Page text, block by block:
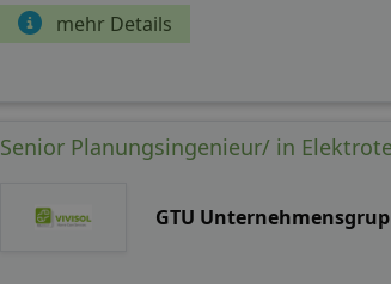
mehr Details
Senior Planungsingenieur/ in
GTU